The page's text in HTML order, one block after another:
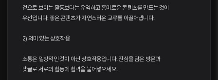
겉으로 보이는 활동보다는 유익하고 흥미로운 콘텐츠를 만드는 것이
우선입니다. 좋은 콘텐츠가 자연스러운 교류를 이끌어냅니다.
2) 의미 있는 상호작용
소통은 일방적인 것이 아닌 상호작용입니다. 진심을 담은 방문과
댓글로 서로의 활동에 활력을 불어넣으세요.